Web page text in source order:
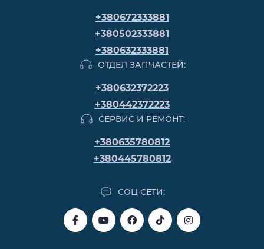
+380672333881
+380502333881
+380632333881
ОТДЕЛ ЗАПЧАСТЕЙ:
+380632372223
+380442372223
СЕРВИС И РЕМОНТ:
+380635780812
+380445780812
СОЦ СЕТИ: